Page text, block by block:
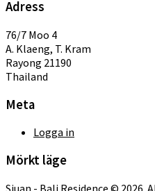
Adress
76/7 Moo 4
A. Klaeng, T. Kram
Rayong 21190
Thailand
Meta
Logga in
Mörkt läge
Sjuan - Bali Residence ©